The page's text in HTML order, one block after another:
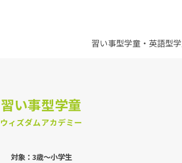
習い事型学童・英語型
習い事型学童
ウィズダムアカデミー
対象：3歳〜小学生